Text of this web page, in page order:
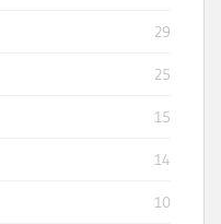
29
25
15
14
10